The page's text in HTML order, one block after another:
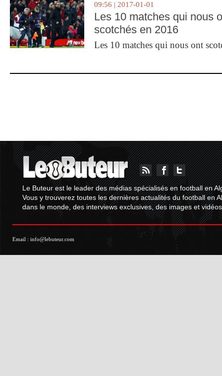
09:56 | 2017-01-01
Les 10 matches qui nous
scotchés en 2016
Les 10 matches qui nous ont
Le Buteur est le leader des médias spécialisés en football en
Vous y trouverez toutes les dernières actualités du football en
dans le monde, des interviews exclusives, des images et
Email : info@lebuteur.com